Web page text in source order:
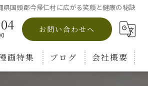
国頭郡今帰仁村に広がる笑顔と健康の秘訣
お問い合わせへ
画特集 ブログ 会社概要